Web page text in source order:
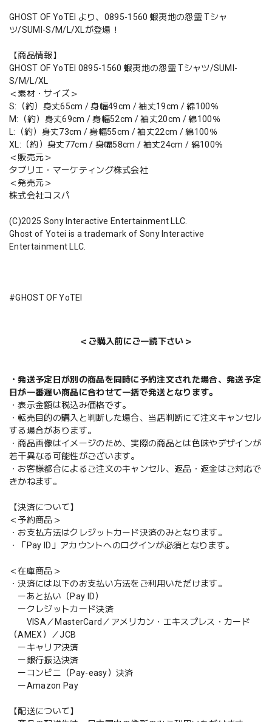
GHOST OF YoTEI より、0895-1560 蝦夷地の怨霊 Tシャ
ツ/SUMI-S/M/L/XLが登場！
【商品情報】
GHOST OF YoTEI 0895-1560 蝦夷地の怨霊 Tシャツ/SUMI-
S/M/L/XL
＜素材・サイズ＞
S:（約）身丈65cm / 身幅49cm / 袖丈19cm / 綿100％
M:（約）身丈69cm / 身幅52cm / 袖丈20cm / 綿100％
L:（約）身丈73cm / 身幅55cm / 袖丈22cm / 綿100％
XL:（約）身丈77cm / 身幅58cm / 袖丈24cm / 綿100％
＜販売元＞
タブリエ・マーケティング株式会社
＜発売元＞
株式会社コスパ
(C)2025 Sony Interactive Entertainment LLC.
Ghost of Yotei is a trademark of Sony Interactive
Entertainment LLC.
#GHOST OF YoTEI
＜ご購入前にご一読下さい＞
・発送予定日が別の商品を同時に予約注文された場合、発送予定
日が一番遅い商品に合わせて一括で発送となります。
・表示金額は税込み価格です。
・転売目的の購入と判断した場合、当店判断にて注文キャンセル
する場合があります。
・商品画像はイメージのため、実際の商品とは色味やデザインが
若干異なる可能性がございます。
・お客様都合によるご注文のキャンセル、返品・返金はご対応で
きかねます。
【決済について】
＜予約商品＞
・お支払方法はクレジットカード決済のみとなります。
・「Pay ID」アカウントへのログインが必須となります。
＜在庫商品＞
・決済には以下のお支払い方法をご利用いただけます。
ーあと払い（Pay ID）
ークレジットカード決済
VISA／MasterCard／アメリカン・エキスプレス・カード
（AMEX）／JCB
ーキャリア決済
ー銀行振込決済
ーコンビニ（Pay-easy）決済
ーAmazon Pay
【配送について】